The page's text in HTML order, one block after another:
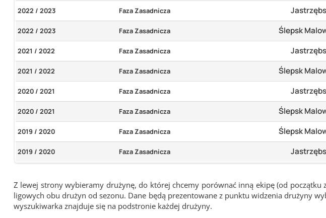
2022 / 2023 Faza Zasadnicza
2022 / 2023 Faza Zasadnicza Ślepsk
2021 / 2022 Faza Zasadnicza
2021 / 2022 Faza Zasadnicza Ślepsk
2020 / 2021 Faza Zasadnicza
2020 / 2021 Faza Zasadnicza Ślepsk
2019 / 2020 Faza Zasadnicza Ślepsk
2019 / 2020 Faza Zasadnicza
Z lewej strony wybieramy drużynę, do której chcemy porównać inną ekipę (od
ligowych obu drużyn od sezonu. Dane będą prezentowane z punktu widzenia drużyny
wyszukiwarka znajduje się na podstronie każdej drużyny.